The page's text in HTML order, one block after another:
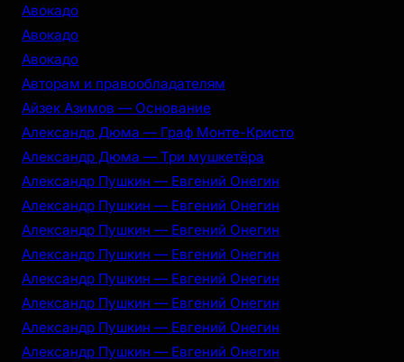
Авокадо
Авокадо
Авокадо
Авторам и правообладателям
Айзек Азимов — Основание
Александр Дюма — Граф Монте-Кристо
Александр Дюма — Три мушкетёра
Александр Пушкин — Евгений Онегин
Александр Пушкин — Евгений Онегин
Александр Пушкин — Евгений Онегин
Александр Пушкин — Евгений Онегин
Александр Пушкин — Евгений Онегин
Александр Пушкин — Евгений Онегин
Александр Пушкин — Евгений Онегин
Александр Пушкин — Евгений Онегин